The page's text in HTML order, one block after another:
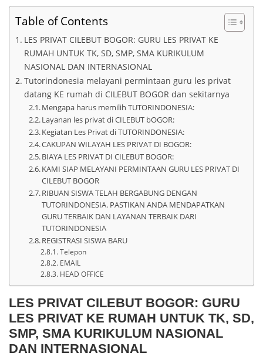
Table of Contents
LES PRIVAT CILEBUT BOGOR: GURU LES PRIVAT KE
RUMAH UNTUK TK, SD, SMP, SMA KURIKULUM
NASIONAL DAN INTERNASIONAL
Tutorindonesia melayani permintaan guru les privat
datang KE rumah di CILEBUT BOGOR dan sekitarnya
Mengapa harus memilih TUTORINDONESIA:
Layanan les privat di CILEBUT bOGOR:
Kegiatan Les Privat di TUTORINDONESIA:
CAKUPAN WILAYAH LES PRIVAT DI BOGOR:
BIAYA LES PRIVAT DI CILEBUT BOGOR:
KAMI SIAP MELAYANI PERMINTAAN GURU LES PRIVAT DI
CILEBUT BOGOR
RIBUAN SISWA TELAH BERGABUNG DENGAN
TUTORINDONESIA. PASTIKAN ANDA MENDAPATKAN
GURU TERBAIK DAN LAYANAN TERBAIK DARI
TUTORINDONESIA
REGISTRASI SISWA BARU
Telepon
EMAIL
HEAD OFFICE
LES PRIVAT CILEBUT BOGOR: GURU
LES PRIVAT KE RUMAH UNTUK TK, SD,
SMP, SMA KURIKULUM NASIONAL
DAN INTERNASIONAL